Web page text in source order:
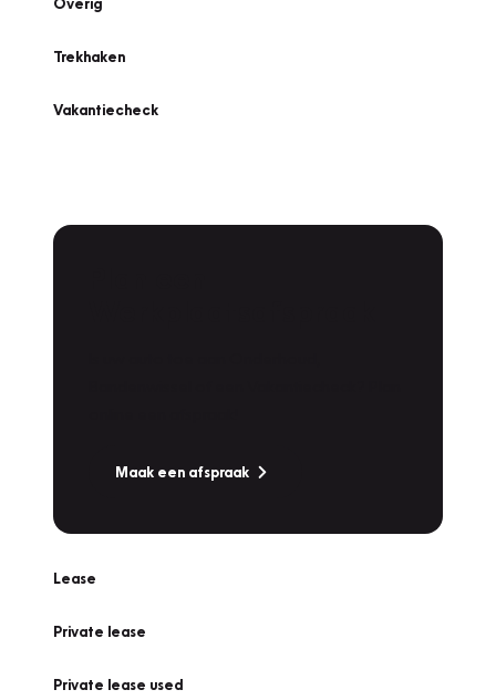
Trekhaken
Vakantiecheck
Maak een afspraak
Lease
Private lease
Private lease used